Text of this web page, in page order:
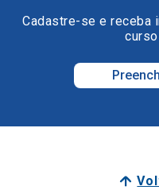
Cadastre-se e receba